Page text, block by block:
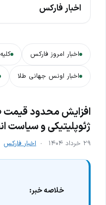
اخبار فارکس
اخبار امروز فارکس
اخبار اونس جهانی طلا
افزایش محدود قیمت
ژئوپلیتیکی و سیاست
۲۹ خرداد ۱۴۰۴ اخبار فارکس
خلاصه خبر: